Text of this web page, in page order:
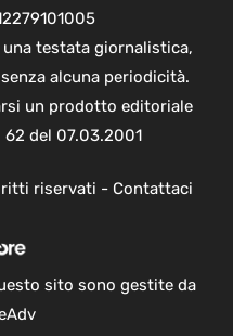
testata giornalistica,
alcuna periodicità.
un prodotto editoriale
62 del 07.03.2001
riservati - Contattaci
sito sono gestite da